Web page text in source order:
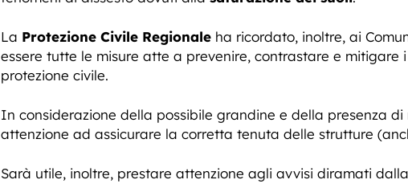
La Protezione Civile Regionale ha ricordato, inoltre, ai
essere tutte le misure atte a prevenire, contrastare e
protezione civile.
In considerazione della possibile grandine e della presenza di
attenzione ad assicurare la corretta tenuta delle strutture
Sarà utile, inoltre, prestare attenzione agli avvisi diramati